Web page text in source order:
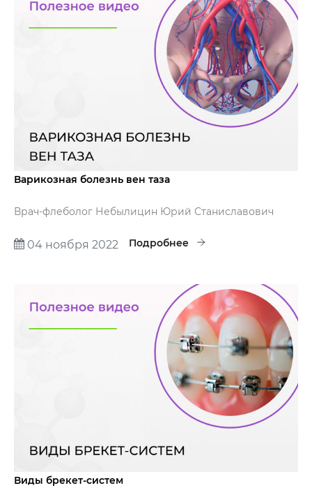
Варикозная болезнь вен таза
Врач-флеболог Небылицин Юрий Станиславович
вен таза и как ее лечить.
04 ноября 2022 Подробнее
Виды брекет-систем